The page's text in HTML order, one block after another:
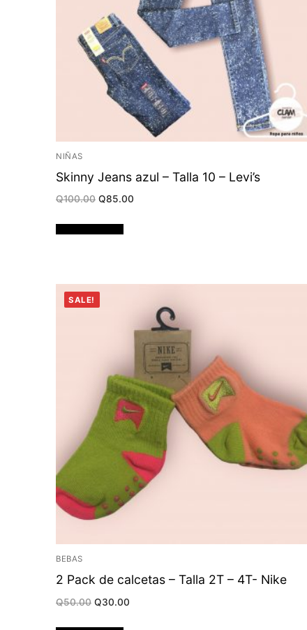
NIÑAS
Skinny Jeans azul – Talla 10 – Levi’s
Q100.00 Original
Q100.00.
Q85.00
SALE!
BEBAS
2 Pack de calcetas – Talla 2T – 4T- Nike
Q50.00 Original
price
Q30.00